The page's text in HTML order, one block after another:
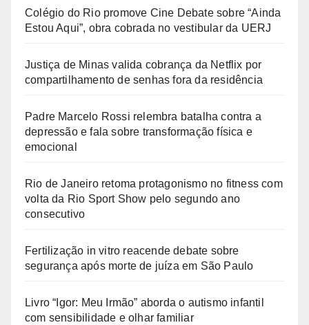
Colégio do Rio promove Cine Debate sobre “Ainda
Estou Aqui”, obra cobrada no vestibular da UERJ
Justiça de Minas valida cobrança da Netflix por
compartilhamento de senhas fora da residência
Padre Marcelo Rossi relembra batalha contra a
depressão e fala sobre transformação física e
emocional
Rio de Janeiro retoma protagonismo no fitness com
volta da Rio Sport Show pelo segundo ano
consecutivo
Fertilização in vitro reacende debate sobre
segurança após morte de juíza em São Paulo
Livro “Igor: Meu Irmão” aborda o autismo infantil
com sensibilidade e olhar familiar